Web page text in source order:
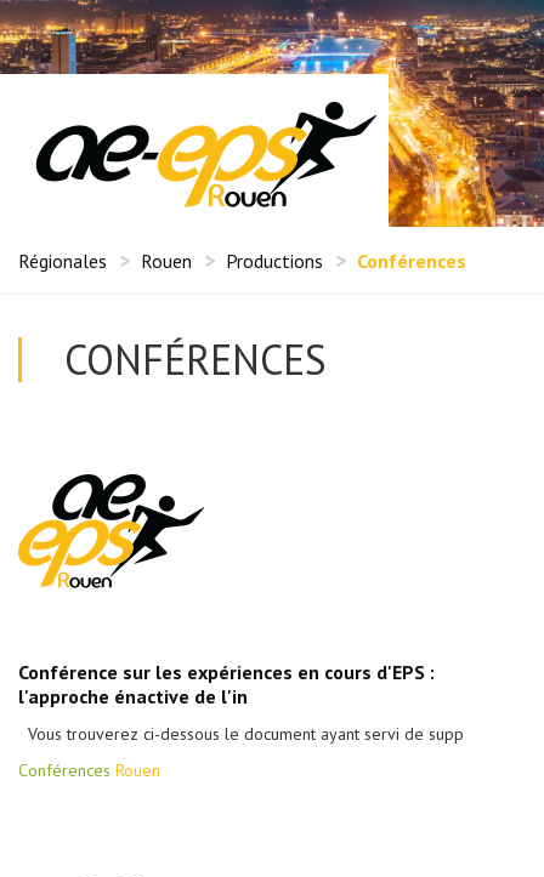
Régionales Rouen Productions Conférences
CONFÉRENCES
Conférence sur les expériences en cours d'EPS :
l'approche énactive de l'in
Vous trouverez ci-dessous le document ayant servi de supp
Conférences Rouen